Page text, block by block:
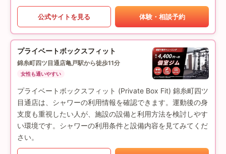
公式サイトを見る 体験・相談予約
プライベートボックスフィット
錦糸町四ツ目通店亀戸駅から徒歩11分
女性も通いやすい
プライベートボックスフィット (Private Box Fit) 錦糸町四ツ
目通店は、シャワーの利用情報を確認できます。運動後の身
支度も重視したい人が、施設の設備と利用方法を検討しやす
い環境です。シャワーの利用条件と設備内容を見てみてくだ
さい。